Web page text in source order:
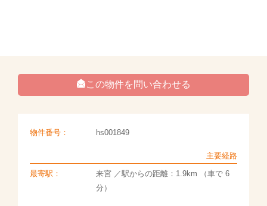
この物件を問い合わせる
物件番号： hs001849
主要経路
最寄駅：
来宮 ／駅からの距離：1.9km （車で 6
分）